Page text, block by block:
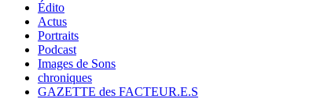
Édito
Actus
Portraits
Podcast
Images de Sons
chroniques
GAZETTE des FACTEUR.E.S